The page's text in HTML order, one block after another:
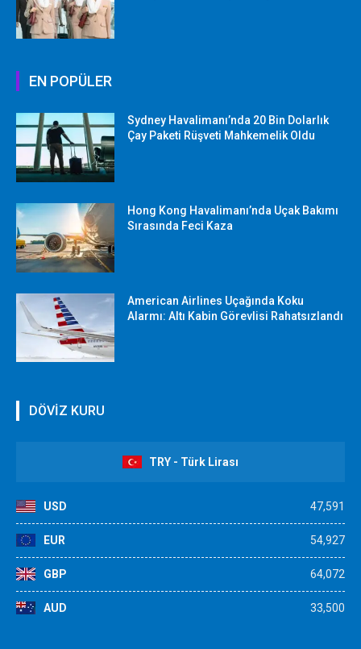
EN POPÜLER
Sydney Havalimanı’nda 20 Bin Dolarlık
Çay Paketi Rüşveti Mahkemelik Oldu
Hong Kong Havalimanı’nda Uçak Bakımı
Sırasında Feci Kaza
American Airlines Uçağında Koku
Alarmı: Altı Kabin Görevlisi Rahatsızlandı
DÖVİZ KURU
TRY - Türk Lirası
USD 47,591
EUR 54,927
GBP 64,072
AUD 33,500